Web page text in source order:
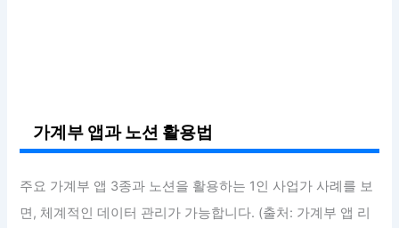
가계부 앱과 노션 활용법
주요 가계부 앱 3종과 노션을 활용하는 1인 사업가 사례를 보
면, 체계적인 데이터 관리가 가능합니다. (출처: 가계부 앱 리